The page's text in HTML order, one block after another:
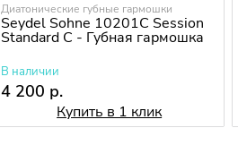
Диатонические губные гармошки
Seydel Sohne 10201C Session
Standard C - Губная гармошка
В наличии
4 200 р.
Купить в 1 клик